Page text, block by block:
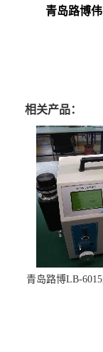
青岛路博
相关产品：
青岛路博LB-